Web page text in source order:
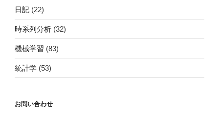
日記 (22)
時系列分析 (32)
機械学習 (83)
統計学 (53)
お問い合わせ